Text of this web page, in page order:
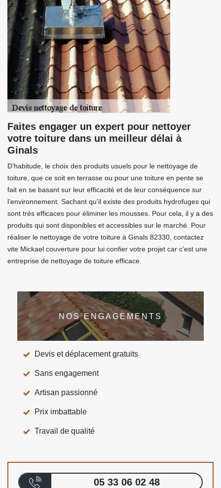
Faites engager un expert pour nettoyer
votre toiture dans un meilleur délai à
Ginals
D’habitude, le choix des produits usuels pour le nettoyage de
toiture, que ce soit en terrasse ou pour une toiture en pente se
fait en se basant sur leur efficacité et de leur conséquence sur
l’environnement. Sachant qu’il existe des produits hydrofuges qui
sont très efficaces pour éliminer les mousses. Pour cela, il y a des
produits qui sont disponibles et accessibles sur le marché. Pour
réaliser le nettoyage de votre toiture à Ginals 82330, contactez
vite Mickael couverture pour lui confier votre projet car c’est une
entreprise de nettoyage de toiture efficace.
NOS ENGAGEMENTS
Devis et déplacement gratuits
Sans engagement
Artisan passionné
Prix imbattable
Travail de qualité
05 33 06 02 48